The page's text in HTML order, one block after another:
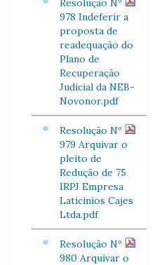
Resolução Nº
978 Indeferir a
proposta de
readequação do
Plano de
Recuperação
Judicial da NEB-
Novonor.pdf
Resolução Nº
979 Arquivar o
pleito de
Redução de 75
IRPJ Empresa
Laticinios Cajes
Ltda.pdf
Resolução Nº
980 Arquivar o